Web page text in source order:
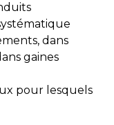
dans
gaines
pour lesquels